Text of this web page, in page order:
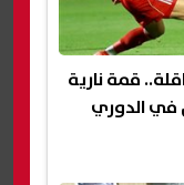
قمة نارية
في الدوري